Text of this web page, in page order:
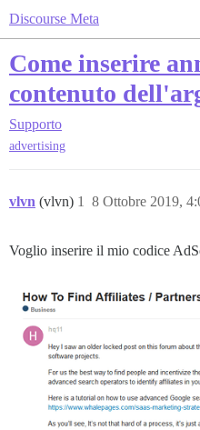
Discourse Meta
Come inserire
contenuto
Supporto
advertising
vlvn (vlvn) 8 Ottobre 2019,
1
Voglio inserire il mio codice